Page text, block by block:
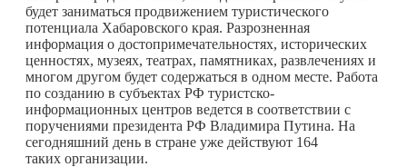
будет заниматься продвижением туристического
потенциала Хабаровского края. Разрозненная
информация о достопримечательностях, исторических
ценностях, музеях, театрах, памятниках, развлечениях и
многом другом будет содержаться в одном месте. Работа
по созданию в субъектах РФ туристско-
информационных центров ведется в соответствии с
поручениями президента РФ Владимира Путина. На
сегодняшний день в стране уже действуют 164
таких организации.